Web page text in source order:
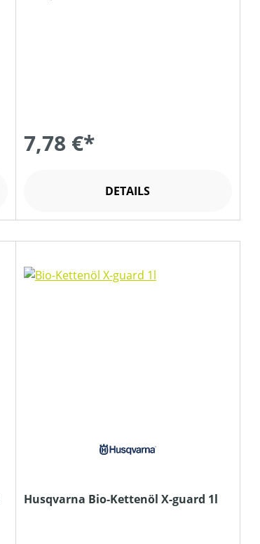
7,78 €*
DETAILS
Husqvarna Bio-Kettenöl X-guard 1l